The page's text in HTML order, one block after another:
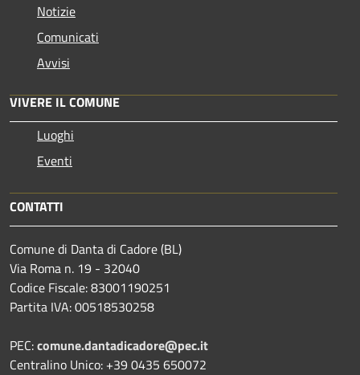
Notizie
Comunicati
Avvisi
VIVERE IL COMUNE
Luoghi
Eventi
CONTATTI
Comune di Danta di Cadore (BL)
Via Roma n. 19 - 32040
Codice Fiscale: 83001190251
Partita IVA: 00518530258
PEC:comune.dantadicadore@pec.it
Centralino Unico: +39 0435 650072